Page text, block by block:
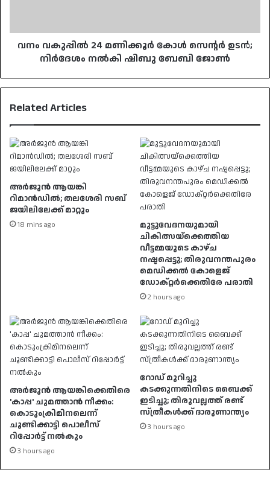
നൽകി
ഷിബു
വനം വകുപ്പിൽ 24 മണിക്കൂർ കോൾ സെന്റർ ഉടൻ;
നിർദേശം നൽകി ഷിബു ബേബി ജോൺ
Related Articles
അർജുൻ ആയങ്കി
റിമാൻഡിൽ; തലശേരി സബ്
ജയിലിലേക്ക് മാറ്റും
18 mins ago
മുട്ടുവേദനയുമായി
ചികിത്സയ്ക്കെത്തിയ
വീട്ടമ്മയുടെ കാഴ്ച
നഷ്ടപ്പെട്ടു; തിരുവനന്തപുരം
മെഡിക്കൽ കോളെജ്
ഡോക്റ്റർക്കെതിരേ പരാതി
2 hours ago
അർജുൻ ആയങ്കിക്കെതിരെ
'കാപ്പ' ചുമത്താൻ നീക്കം:
കൊടുംക്രിമിനലെന്ന്
ചൂണ്ടിക്കാട്ടി പൊലീസ്
റിപ്പോർട്ട് നൽകും
3 hours ago
റോഡ് മുറിച്ചു
കടക്കുന്നതിനിടെ ബൈക്ക്
ഇടിച്ചു; തിരുവല്ലത്ത് രണ്ട്
സ്ത്രീകള്‍ക്ക് ദാരുണാന്ത്യം
3 hours ago